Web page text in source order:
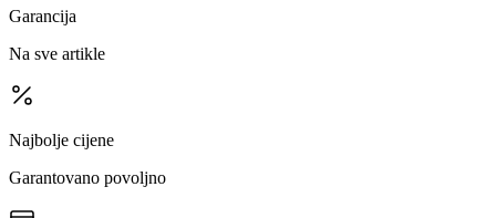
Garancija
Na sve artikle
Najbolje cijene
Garantovano povoljno